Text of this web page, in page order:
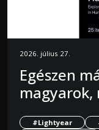
2026. július 27.
Egészen
magyarok,
#Lightyear